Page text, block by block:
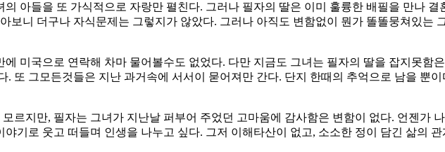
아들을 또 가식적으로 자랑만 펼친다. 그러나 필자의 딸은 이미 훌륭한 배필을 만나
보니 더구나 자식문제는 그렇지가 않았다. 그러나 아직도 변함없이 뭔가 똘똘뭉쳐있는
미국으로 연락해 차마 물어볼수도 없었다. 다만 지금도 그녀는 필자의 딸을 잡지못함
또 그모든것들은 지난 과거속에 서서이 묻어져만 간다. 단지 한때의 추억으로 남을 뿐
르지만, 필자는 그녀가 지난날 퍼부어 주었던 고마움에 감사함은 변함이 없다. 언젠가
기로 웃고 떠들며 인생을 나누고 싶다. 그저 이해타산이 없고, 소소한 정이 담긴 삶의